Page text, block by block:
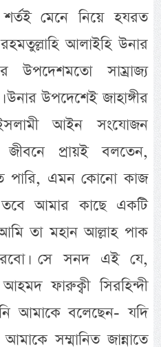
মেনে নিয়ে হযরত
আলাইহি উনার
সাম্রাজ্য
উপদেশেই জাহাঙ্গীর
আইন সংযোজন
জীবনে প্রায়ই বলতেন,
পারি, এমন কোনো কাজ
আমার কাছে একটি
তা মহান আল্লাহ পাক
সে সনদ এই যে,
ফারুক্বী সিরহিন্দী
আমাকে বলেছেন- যদি
সম্মানিত জান্নাতে